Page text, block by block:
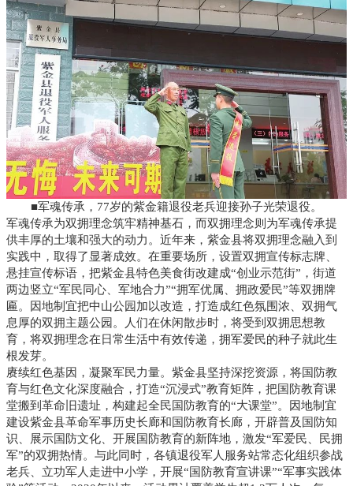
■军魂传承，77岁的紫金籍退役老兵迎接孙子光荣退役。
军魂传承为双拥理念筑牢精神基石，而双拥理念则为军魂传承提
供丰厚的土壤和强大的动力。近年来，紫金县将双拥理念融入到
实践中，取得了显著成效。在重要场所，设置双拥宣传标志牌、
悬挂宣传标语，把紫金县特色美食街改建成“创业示范街”，街道
两边竖立“军民同心、军地合力”“拥军优属、拥政爱民”等双拥牌
匾。因地制宜把中山公园加以改造，打造成红色氛围浓、双拥气
息厚的双拥主题公园。人们在休闲散步时，将受到双拥思想教
育，将双拥理念在日常生活中有效传递，拥军爱民的种子就此生
根发芽。
赓续红色基因，凝聚军民力量。紫金县坚持深挖资源，将国防教
育与红色文化深度融合，打造“沉浸式”教育矩阵，把国防教育课
堂搬到革命旧遗址，构建起全民国防教育的“大课堂”。因地制宜
建设紫金县革命军事历史长廊和国防教育长廊，开辟普及国防知
识、展示国防文化、开展国防教育的新阵地，激发“军爱民、民拥
军”的双拥热情。与此同时，各镇退役军人服务站常态化组织参战
老兵、立功军人走进中小学，开展“国防教育宣讲课”“军事实践体